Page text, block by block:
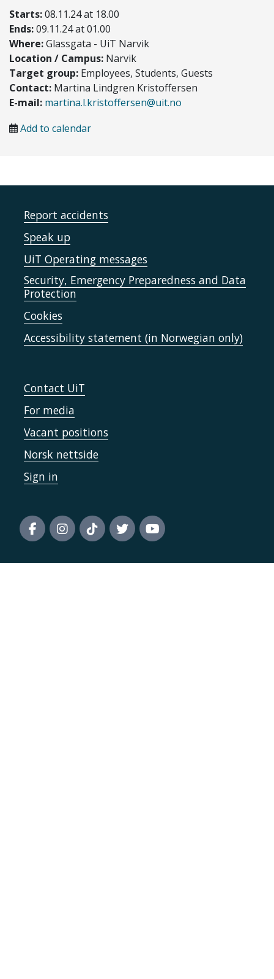
Starts:08.11.24 at 18.00
Ends:09.11.24 at 01.00
Where:Glassgata - UiT Narvik
Location / Campus: Narvik
Target group: Employees, Students, Guests
Contact: Martina Lindgren Kristoffersen
E-mail: martina.l.kristoffersen@uit.no
Add to calendar
Report accidents
Speak up
UiT Operating messages
Security, Emergency Preparedness and Data
Protection
Cookies
Accessibility statement (in Norwegian only)
Contact UiT
For media
Vacant positions
Norsk nettside
Sign in